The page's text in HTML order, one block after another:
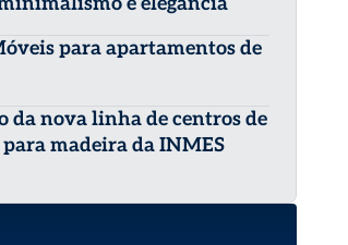
para apartamentos de
da nova linha de centros de
madeira da INMES